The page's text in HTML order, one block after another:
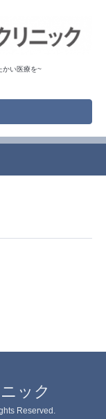
かい医療を~
ック
Reserved.